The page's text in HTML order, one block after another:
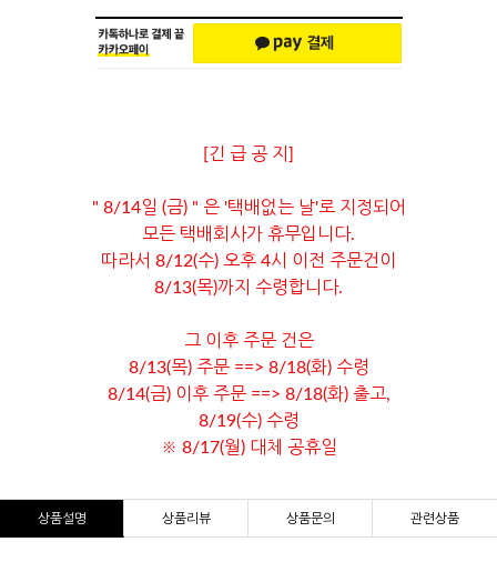
[긴 급 공 지]
" 8/14일 (금) " 은 '택배없는 날'로 지정되어
모든 택배회사가 휴무입니다.
따라서 8/12(수) 오후 4시 이전 주문건이
8/13(목)까지 수령합니다.
그 이후 주문 건은
8/13(목) 주문 ==> 8/18(화) 수령
8/14(금) 이후 주문 ==> 8/18(화) 출고,
8/19(수) 수령
※ 8/17(월) 대체 공휴일
상품설명 상품리뷰 상품문의 관련상품